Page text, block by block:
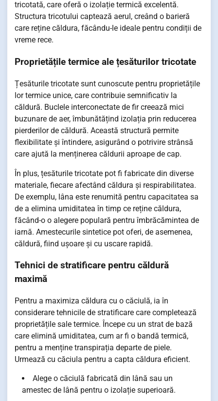
tricotată, care oferă o izolație termică excelentă.
Structura tricotului captează aerul, creând o barieră
care reține căldura, făcându-le ideale pentru condiții de
vreme rece.
Proprietățile termice ale țesăturilor tricotate
Țesăturile tricotate sunt cunoscute pentru proprietățile
lor termice unice, care contribuie semnificativ la
căldură. Buclele interconectate de fir creează mici
buzunare de aer, îmbunătățind izolația prin reducerea
pierderilor de căldură. Această structură permite
flexibilitate și întindere, asigurând o potrivire strânsă
care ajută la menținerea căldurii aproape de cap.
În plus, țesăturile tricotate pot fi fabricate din diverse
materiale, fiecare afectând căldura și respirabilitatea.
De exemplu, lâna este renumită pentru capacitatea sa
de a elimina umiditatea în timp ce reține căldura,
făcând-o o alegere populară pentru îmbrăcămintea de
iarnă. Amestecurile sintetice pot oferi, de asemenea,
căldură, fiind ușoare și cu uscare rapidă.
Tehnici de stratificare pentru căldură
maximă
Pentru a maximiza căldura cu o căciulă, ia în
considerare tehnicile de stratificare care completează
proprietățile sale termice. Începe cu un strat de bază
care elimină umiditatea, cum ar fi o bandă termică,
pentru a menține transpirația departe de piele.
Urmează cu căciula pentru a capta căldura eficient.
Alege o căciulă fabricată din lână sau un
amestec de lână pentru o izolație superioară.